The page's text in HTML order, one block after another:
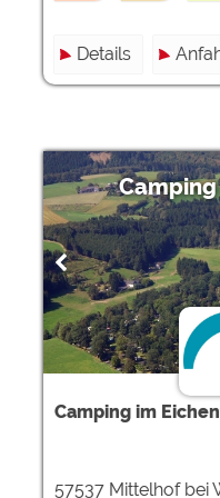
Details
Camping im
57537 Mittelhof bei